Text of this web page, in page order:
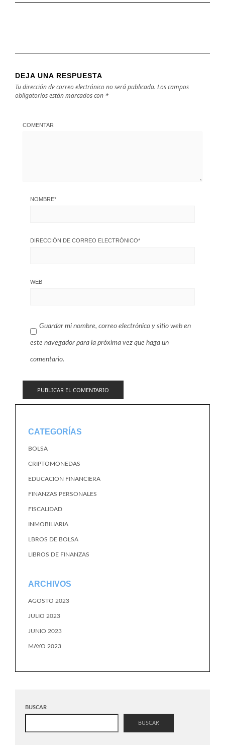
DEJA UNA RESPUESTA
Tu dirección de correo electrónico no será publicada. Los campos
obligatorios están marcados con *
COMENTAR
NOMBRE*
DIRECCIÓN DE CORREO ELECTRÓNICO*
WEB
Guardar mi nombre, correo electrónico y sitio web en
este navegador para la próxima vez que haga un
comentario.
CATEGORÍAS
BOLSA
CRIPTOMONEDAS
EDUCACION FINANCIERA
FINANZAS PERSONALES
FISCALIDAD
INMOBILIARIA
LBROS DE BOLSA
LIBROS DE FINANZAS
ARCHIVOS
AGOSTO 2023
JULIO 2023
JUNIO 2023
MAYO 2023
BUSCAR
BUSCAR